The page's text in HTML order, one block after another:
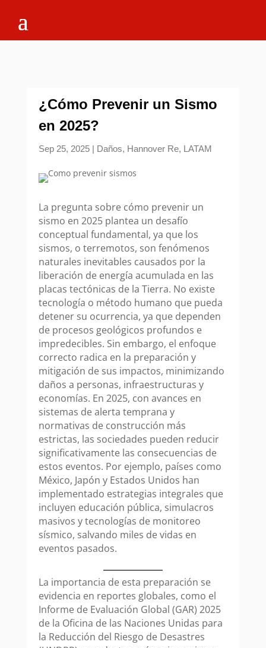
¿Cómo Prevenir un Sismo
en 2025?
Sep 25, 2025| Daños, Hannover Re, LATAM
La pregunta sobre cómo prevenir un
sismo en 2025 plantea un desafío
conceptual fundamental, ya que los
sismos, o terremotos, son fenómenos
naturales inevitables causados por la
liberación de energía acumulada en las
placas tectónicas de la Tierra. No existe
tecnología o método humano que pueda
detener su ocurrencia, ya que dependen
de procesos geológicos profundos e
impredecibles. Sin embargo, el enfoque
correcto radica en la preparación y
mitigación de sus impactos, minimizando
daños a personas, infraestructuras y
economías. En 2025, con avances en
sistemas de alerta temprana y
normativas de construcción más
estrictas, las sociedades pueden reducir
significativamente las consecuencias de
estos eventos. Por ejemplo, países como
México, Japón y Estados Unidos han
implementado estrategias integrales que
incluyen educación pública, simulacros
masivos y tecnologías de monitoreo
sísmico, salvando miles de vidas en
eventos pasados.
La importancia de esta preparación se
evidencia en reportes globales, como el
Informe de Evaluación Global (GAR) 2025
de la Oficina de las Naciones Unidas para
la Reducción del Riesgo de Desastres